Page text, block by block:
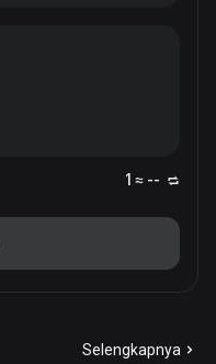
1 ≈ --
Selengkapnya